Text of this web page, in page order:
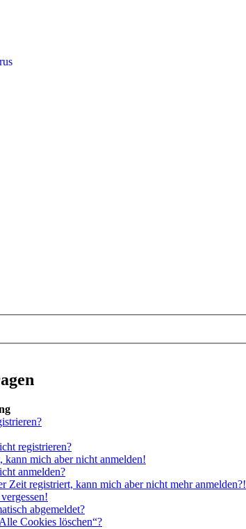
registrieren?
kann mich aber nicht anmelden!
anmelden?
Zeit registriert, kann mich aber nicht mehr anmelden?!
abgemeldet?
Cookies löschen“?